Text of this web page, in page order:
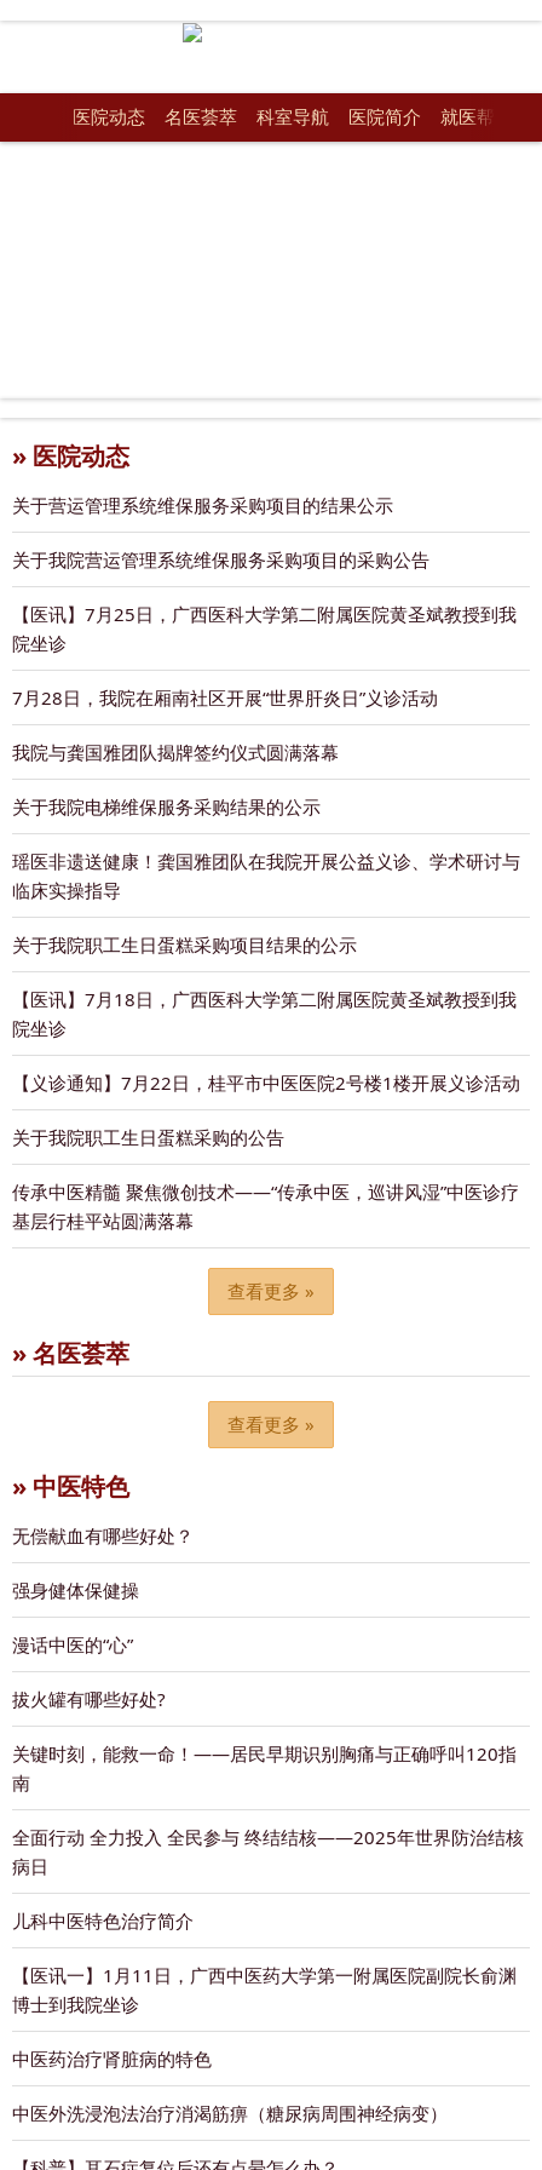
医院动态 名医荟萃 科室导航 医院简介 就医帮手
» 医院动态
关于营运管理系统维保服务采购项目的结果公示
关于我院营运管理系统维保服务采购项目的采购公告
【医讯】7月25日，广西医科大学第二附属医院黄圣斌教授到我
院坐诊
7月28日，我院在厢南社区开展“世界肝炎日”义诊活动
我院与龚国雅团队揭牌签约仪式圆满落幕
关于我院电梯维保服务采购结果的公示
瑶医非遗送健康！龚国雅团队在我院开展公益义诊、学术研讨与
临床实操指导
关于我院职工生日蛋糕采购项目结果的公示
【医讯】7月18日，广西医科大学第二附属医院黄圣斌教授到我
院坐诊
【义诊通知】7月22日，桂平市中医医院2号楼1楼开展义诊活动
关于我院职工生日蛋糕采购的公告
传承中医精髓 聚焦微创技术——“传承中医，巡讲风湿”中医诊疗
基层行桂平站圆满落幕
查看更多 »
» 名医荟萃
查看更多 »
» 中医特色
无偿献血有哪些好处？
强身健体保健操
漫话中医的“心”
拔火罐有哪些好处?
关键时刻，能救一命！——居民早期识别胸痛与正确呼叫120指
南
全面行动 全力投入 全民参与 终结结核——2025年世界防治结核
病日
儿科中医特色治疗简介
【医讯一】1月11日，广西中医药大学第一附属医院副院长俞渊
博士到我院坐诊
中医药治疗肾脏病的特色
中医外洗浸泡法治疗消渴筋痹（糖尿病周围神经病变）